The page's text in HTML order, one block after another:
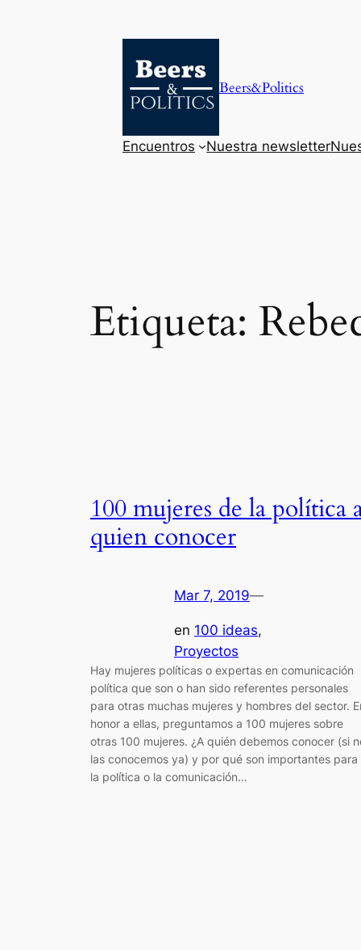
Beers&Politics
Encuentros Nuestra newsletter
Etiqueta:
100 mujeres de la política
quien conocer
Mar 7, 2019—
en 100 ideas
Proyectos
Hay mujeres políticas o expertas en comunicación
política que son o han sido referentes personales
para otras muchas mujeres y hombres del sector.
honor a ellas, preguntamos a 100 mujeres sobre
otras 100 mujeres. ¿A quién debemos conocer (si
las conocemos ya) y por qué son importantes para
la política o la comunicación…